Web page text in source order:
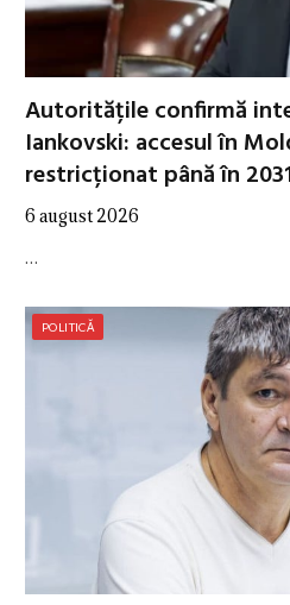
Autoritățile confirmă
Iankovski: accesul în
restricționat până în
6 august 2026
…
POLITICĂ